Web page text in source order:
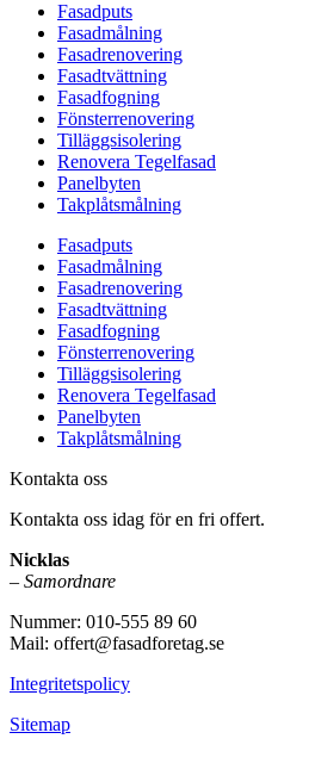
Fasadputs
Fasadmålning
Fasadrenovering
Fasadtvättning
Fasadfogning
Fönsterrenovering
Tilläggsisolering
Renovera Tegelfasad
Panelbyten
Takplåtsmålning
Fasadputs
Fasadmålning
Fasadrenovering
Fasadtvättning
Fasadfogning
Fönsterrenovering
Tilläggsisolering
Renovera Tegelfasad
Panelbyten
Takplåtsmålning
Kontakta oss
Kontakta oss idag för en fri offert.
Nicklas
– Samordnare
Nummer: 010-555 89 60
Mail: offert@fasadforetag.se
Integritetspolicy
Sitemap